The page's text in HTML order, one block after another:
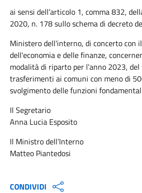
ai sensi dell’articolo 1, comma 832,
2020, n. 178 sullo schema di decreto
Ministero dell'interno, di concerto con
dell'economia e delle finanze,
modalità di riparto per l'anno 2023,
trasferimenti ai comuni con meno di
svolgimento delle funzioni
Il Segretario
Anna Lucia Esposito
Il Ministro dell’Interno
Matteo Piantedosi
CONDIVIDI